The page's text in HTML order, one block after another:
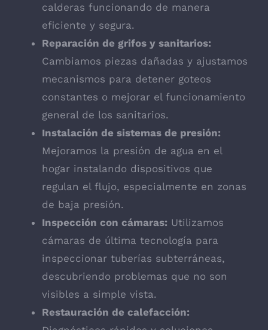
calderas funcionando de manera
eficiente y segura.
Reparación de grifos y sanitarios:
Cambiamos piezas dañadas y ajustamos
mecanismos para detener goteos
constantes o mejorar el funcionamiento
general de los sanitarios.
Instalación de sistemas de presión:
Mejoramos la presión de agua en el
hogar instalando dispositivos que
regulan el flujo, especialmente en zonas
de baja presión.
Inspección con cámaras: Utilizamos
cámaras de última tecnología para
inspeccionar tuberías subterráneas,
descubriendo problemas que no son
visibles a simple vista.
Restauración de calefacción: